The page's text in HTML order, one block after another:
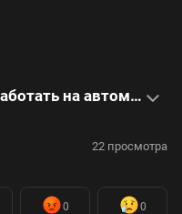
Депутат-миллионер начал работать на автомойке — видео
22 просмотра
0 0